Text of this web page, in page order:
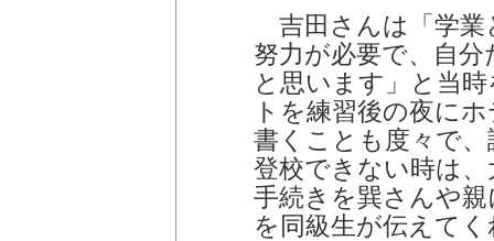
吉田さんは「学業
努力が必要で、自
と思います」と当
トを練習後の夜に
書くことも度々で
登校できない時は
手続きを巽さんや
を同級生が伝えて